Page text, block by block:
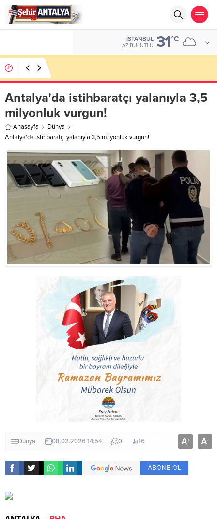
İSTANBUL
AZ BULUTLU 31°C
Antalya'da istihbaratçı yalanıyla 3,5
milyonluk vurgun!
Anasayfa
Dünya
Antalya'da istihbaratçı yalanıyla 3,5 milyonluk vurgun!
Dünya 08.02.2026 14:54 0 16 A+ A-
ABONE OL